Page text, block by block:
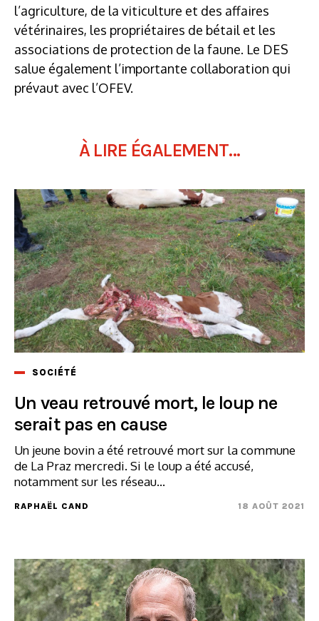
l’agriculture, de la viticulture et des affaires
vétérinaires, les propriétaires de bétail et les
associations de protection de la faune. Le DES
salue également l’importante collaboration qui
prévaut avec l’OFEV.
À LIRE ÉGALEMENT...
SOCIÉTÉ
Un veau retrouvé mort, le loup ne
serait pas en cause
Un jeune bovin a été retrouvé mort sur la commune
de La Praz mercredi. Si le loup a été accusé,
notamment sur les réseau...
RAPHAËL CAND 18 AOÛT 2021